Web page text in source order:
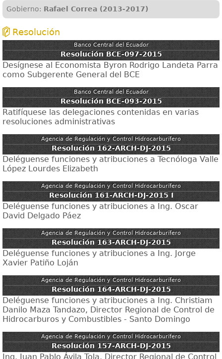
Gobierno: Rafael Correa (2013-2017)
Resolución
Banco Central del Ecuador
Resolución BCE-097-2015
Desígnese al Economista Byron Rodrigo Landeta Parra
como Subgerente General del BCE
Banco Central del Ecuador
Resolución BCE-093-2015
Ratifíquese las delegaciones contenidas en varias
resoluciones administrativas
Agencia de Regulación y Control Hidrocarburífero
Resolución 162-ARCH-DJ-2015
Deléguense funciones y atribuciones a Tecnóloga Valle
López Lourdes Elizabeth
Agencia de Regulación y Control Hidrocarburífero
Resolución 161-ARCH-DJ-2015 I
Deléguense funciones y atribuciones a Ing. Oscar
David Delgado Páez
Agencia de Regulación y Control Hidrocarburífero
Resolución 163-ARCH-DJ-2015
Deléguense funciones y atribuciones a Ing. Jorge
Xavier Patiño Loján
Agencia de Regulación y Control Hidrocarburífero
Resolución 164-ARCH-DJ-2015
Deléguense funciones y atribuciones a Ing. Christiam
Danilo Maza Tandazo, Director Regional de Control de
Hidrocarburos y Combustibles - Santo Domingo
Agencia de Regulación y Control Hidrocarburífero
Resolución 157-ARCH-DJ-2015
Ing. Juan Pablo Ávila Tola, Director Regional de Control